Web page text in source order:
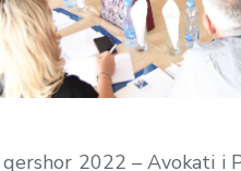
2022 – Avokati i